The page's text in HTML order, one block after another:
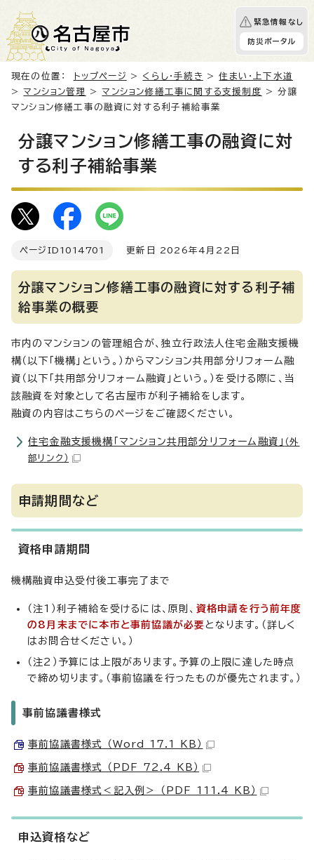
緊急情報なし
防災ポータル
現在の位置： トップページ > くらし・手続き >住まい・上下水道
>マンション管理 >マンション修繕工事に関する支援制度
> 分譲
マンション修繕工事の融資に対する利子補給事業
分譲マンション修繕工事の融資に対
する利子補給事業
ページID 1014701 更新日 2026年4月22日
分譲マンション修繕工事の融資に対する利子補
給事業の概要
市内のマンションの管理組合が、独立行政法人住宅金融支援機
構（以下「機構」という。）からマンション共用部分リフォーム融
資（以下「共用部分リフォーム融資」という。）を受ける際に、当
該融資を対象として名古屋市が利子補給をします。
融資の内容はこちらのページをご確認ください。
住宅金融支援機構「マンション共用部分リフォーム融資」 （外
部リンク）
申請期間など
資格申請期間
機構融資申込受付後工事完了まで
（注1）利子補給を受けるには、原則、 資格申請を行う前年度
の8月末までに本市と事前協議が必要 となります。（詳しく
はお問合せください。）
（注2）予算には上限があります。予算の上限に達した時点
で締め切ります。（事前協議を行ったものが優先されます。）
事前協議書様式
事前協議書様式 （Word 17.1 KB）
事前協議書様式 （PDF 72.4 KB）
事前協議書様式＜記入例＞ （PDF 111.4 KB）
申込資格など